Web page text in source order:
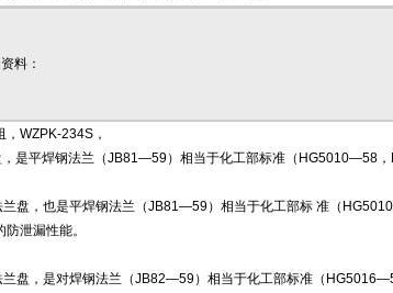
料：
WZPK-234S，
，是平焊钢法兰（JB81—59）相当于化工部标准（HG5010—58
，也是平焊钢法兰（JB81—59）相当于化工部标 准（
泄漏性能。
，是对焊钢法兰（JB82—59）相当于化工部标准（